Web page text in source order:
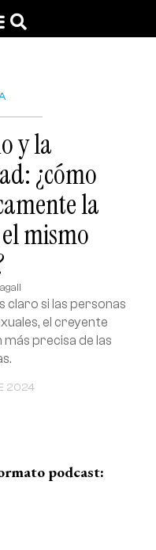
y la
¿cómo
la
mismo
2024
claro si las personas
el creyente
precisa de las
podcast: